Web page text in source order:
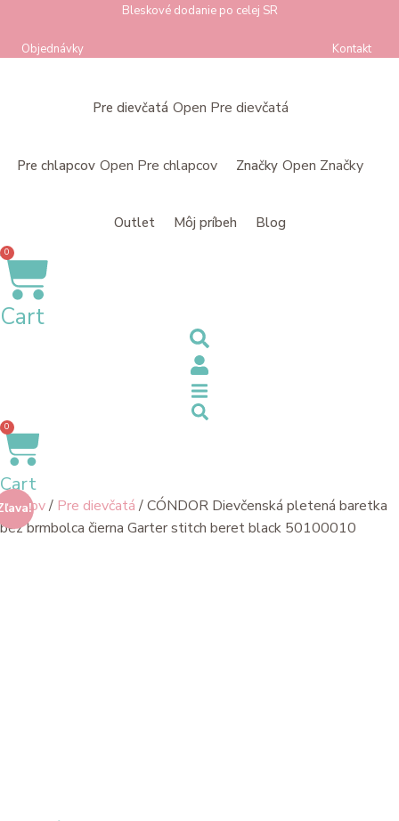
obsah
Bleskové dodanie po celej SR
Objednávky Kontakt
Pre dievčatá Open Pre dievčatá
Pre chlapcov Open Pre chlapcov Značky Open Značky
Outlet Môj príbeh Blog
0
Cart
0
Cart
Domov/ Pre dievčatá/ CÓNDOR Dievčenská pletená baretka
bez brmbolca čierna Garter stitch beret black 50100010